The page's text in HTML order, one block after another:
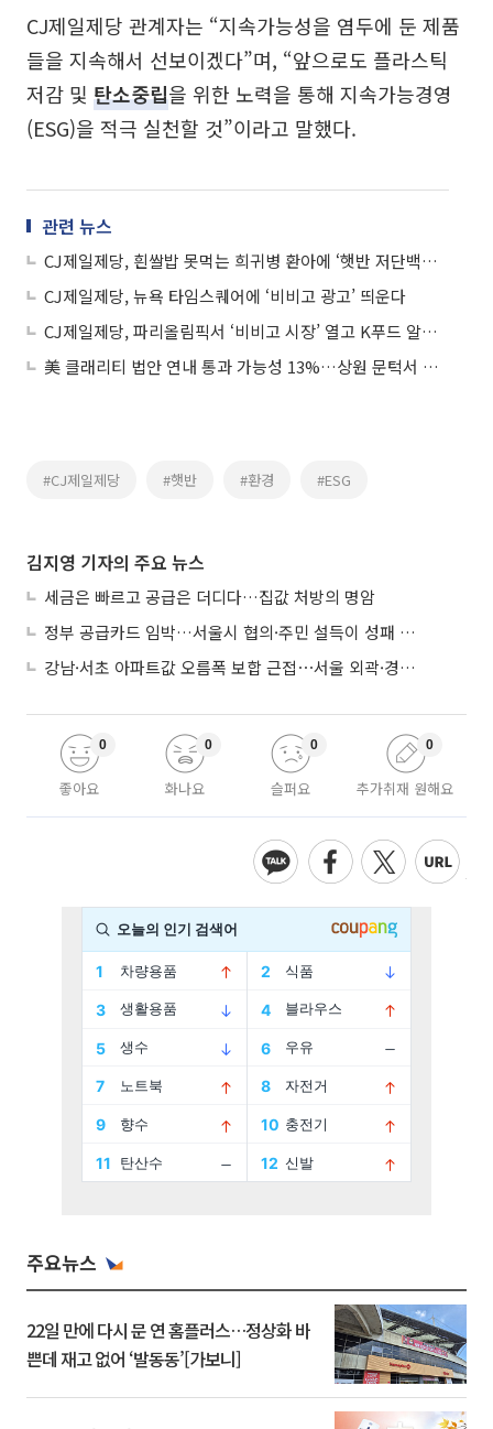
CJ제일제당 관계자는 “지속가능성을 염두에 둔 제품
들을 지속해서 선보이겠다”며, “앞으로도 플라스틱
저감 및 탄소중립을 위한 노력을 통해 지속가능경영
(ESG)을 적극 실천할 것”이라고 말했다.
관련 뉴스
CJ제일제당, 흰쌀밥 못먹는 희귀병 환아에 ‘햇반 저단백밥’ 16년째 기부
CJ제일제당, 뉴욕 타임스퀘어에 ‘비비고 광고’ 띄운다
CJ제일제당, 파리올림픽서 ‘비비고 시장’ 열고 K푸드 알린다
美 클래리티 법안 연내 통과 가능성 13%…상원 문턱서 제동
#CJ제일제당 #햇반 #환경 #ESG
김지영 기자의 주요 뉴스
세금은 빠르고 공급은 더디다…집값 처방의 명암
정부 공급카드 임박…서울시 협의·주민 설득이 성패 가른다
강남·서초 아파트값 오름폭 보합 근접⋯서울 외곽·경기 남부 중심 매수세
좋아요
0
화나요
0
슬퍼요
0
추가취재 원해요
0
주요뉴스
22일 만에 다시 문 연 홈플러스…정상화 바
쁜데 재고 없어 ‘발동동’[가보니]